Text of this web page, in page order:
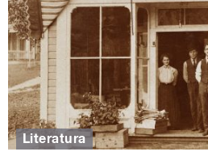
Literatura